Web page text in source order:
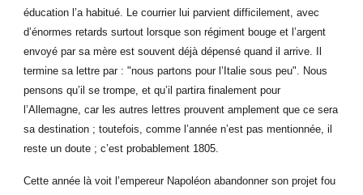
éducation l’a habitué. Le courrier lui parvient difficilement, avec
d’énormes retards surtout lorsque son régiment bouge et l’argent
envoyé par sa mère est souvent déjà dépensé quand il arrive. Il
termine sa lettre par : "nous partons pour l’Italie sous peu". Nous
pensons qu’il se trompe, et qu’il partira finalement pour
l’Allemagne, car les autres lettres prouvent amplement que ce sera
sa destination ; toutefois, comme l’année n’est pas mentionnée, il
reste un doute ; c’est probablement 1805.
Cette année là voit l’empereur Napoléon abandonner son projet fou